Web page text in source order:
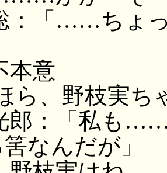
：「……ちょ
本意
ら、野枝実ち
郎：「私も
なんだが」